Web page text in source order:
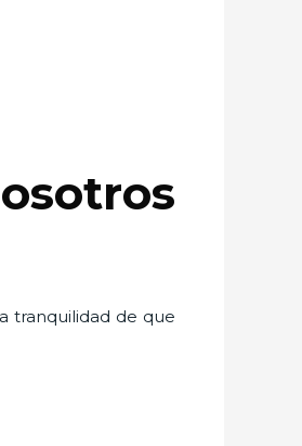
tranquilidad de que